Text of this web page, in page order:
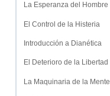
La Esperanza del Hombre
El Control de la Histeria
Introducción a Dianética
El Deterioro de la Libertad
La Maquinaria de la Mente